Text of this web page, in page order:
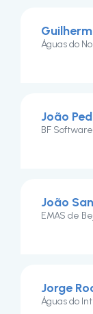
Águas do
João
BF
João
EMAS de
Jorge
Águas do